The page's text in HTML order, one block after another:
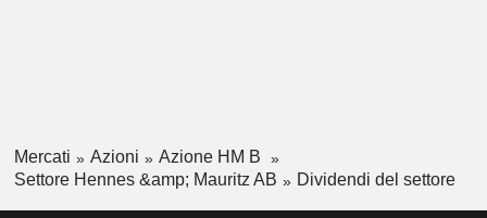
Mercati Azioni
Azione HM B
Settore Hennes &amp; Mauritz AB
Dividendi del settore